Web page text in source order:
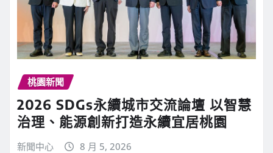
桃園新聞
2026 SDGs永續城市交流論壇 以智慧
治理、能源創新打造永續宜居桃園
新聞中心 8 月 5, 2026